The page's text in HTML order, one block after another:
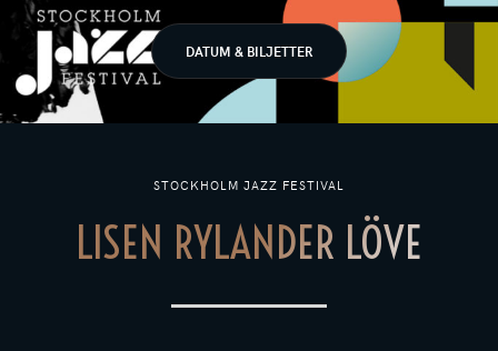
DATUM & BILJETTER
STOCKHOLM JAZZ FESTIVAL
LISEN RYLANDER LÖVE